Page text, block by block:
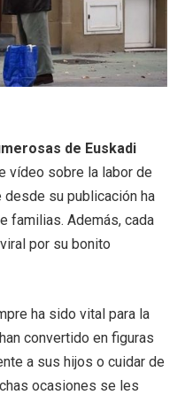
de Euskadi
vídeo sobre la labor de
desde su publicación ha
familias. Además, cada
por su bonito
ha sido vital para la
convertido en figuras
a sus hijos o cuidar de
ocasiones se les